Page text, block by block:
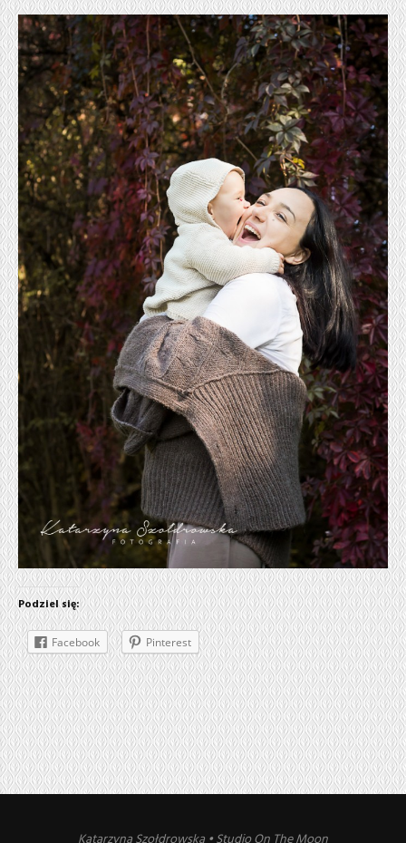
Podziel się:
Facebook Pinterest